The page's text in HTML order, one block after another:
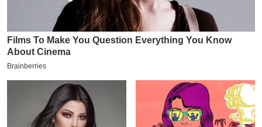
इ
म